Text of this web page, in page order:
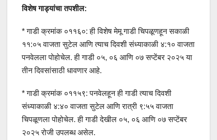
विशेष गाड्यांचा तपशील:
* गाडी क्रमांक ०११६०: ही विशेष मेमू गाडी चिपळूणहून सकाळी
११:०५ वाजता सुटेल आणि त्याच दिवशी संध्याकाळी ४:१० वाजता
पनवेलला पोहोचेल. ही गाडी ०५, ०६ आणि ०७ सप्टेंबर २०२५ या
तीन दिवसांसाठी धावणार आहे.
* गाडी क्रमांक ०११५९: पनवेलहून ही गाडी त्याच दिवशी
संध्याकाळी ४:४० वाजता सुटेल आणि रात्री ९:५५ वाजता
चिपळूणला पोहोचेल. ही गाडी देखील ०५, ०६ आणि ०७ सप्टेंबर
२०२५ रोजी उपलब्ध असेल.